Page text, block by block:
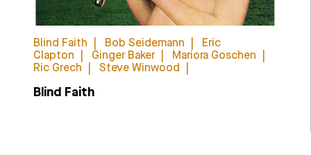
Blind Faith Bob Seidemann
Eric
Clapton
Ginger Baker
Mariora Goschen
Ric Grech
Steve Winwood
Blind Faith